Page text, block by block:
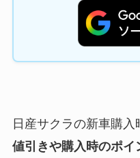
日産サクラの新車購入
値引きや購入時のポ